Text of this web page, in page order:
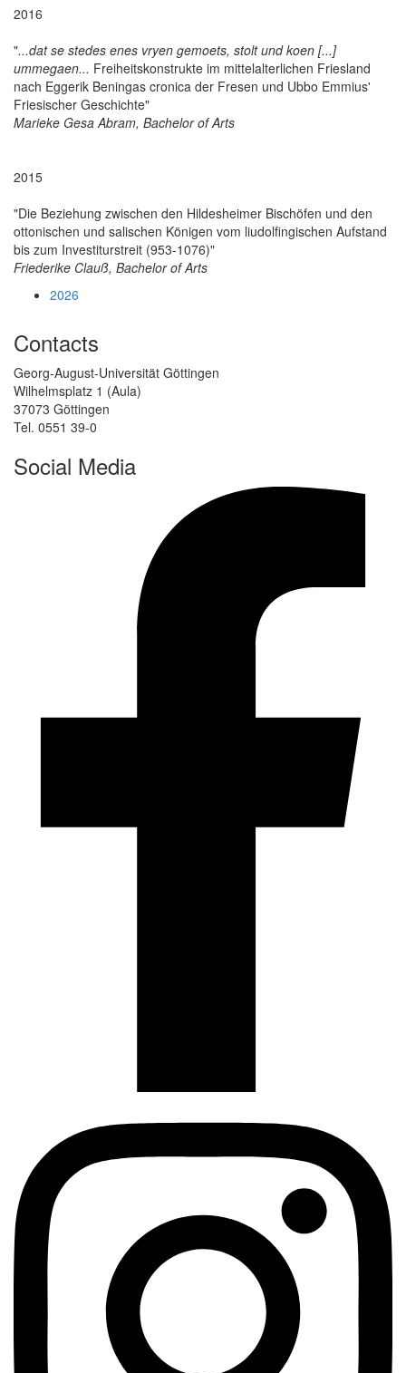
2016
"...dat se stedes enes vryen gemoets, stolt und koen [...]
ummegaen... Freiheitskonstrukte im mittelalterlichen Friesland
nach Eggerik Beningas cronica der Fresen und Ubbo Emmius'
Friesischer Geschichte"
Marieke Gesa Abram, Bachelor of Arts
2015
"Die Beziehung zwischen den Hildesheimer Bischöfen und den
ottonischen und salischen Königen vom liudolfingischen Aufstand
bis zum Investiturstreit (953-1076)"
Friederike Clauß, Bachelor of Arts
2026
Contacts
Georg-August-Universität Göttingen
Wilhelmsplatz 1 (Aula)
37073 Göttingen
Tel. 0551 39-0
Social Media